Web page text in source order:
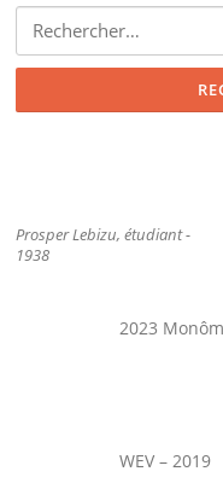
Rechercher :
Prosper Lebizu, étudiant -
1938
2023
WEV – 2019